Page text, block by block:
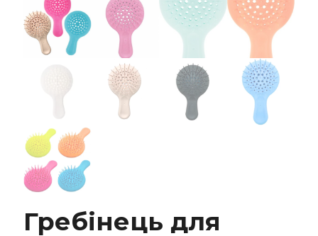
Гребінець для
Гребінець для волосся Janeke Superbrush
Замовити